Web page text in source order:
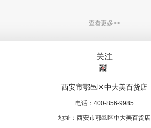
查看更多>>
关注
西安市鄠邑区中大美百货店
电话：400-856-9985
地址：西安市鄠邑区中大美百货店